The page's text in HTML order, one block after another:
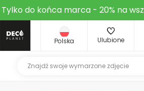
Tylko do końca marca - 20% na
Polska Ulubione